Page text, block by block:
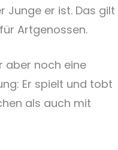
Junge er ist. Das gilt
Artgenossen.
aber noch eine
Er spielt und tobt
als auch mit